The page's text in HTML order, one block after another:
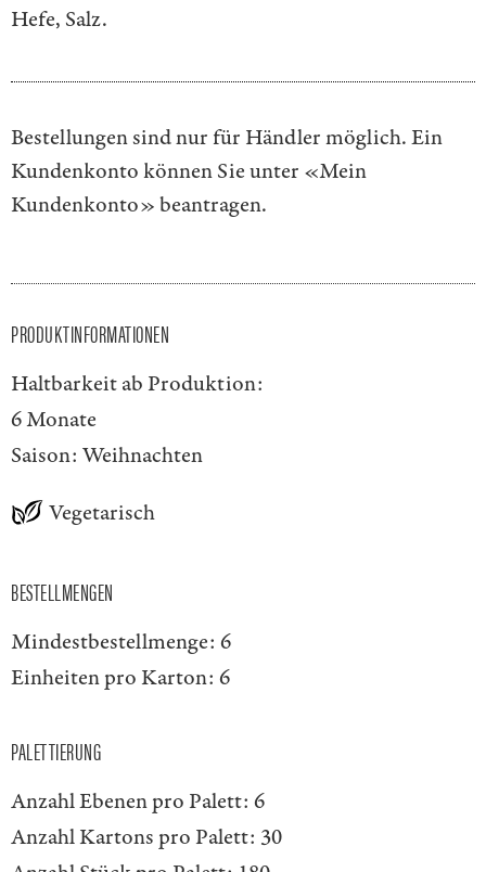
Hefe, Salz.
Bestellungen sind nur für Händler möglich. Ein
Kundenkonto können Sie unter «Mein
Kundenkonto»beantragen.
PRODUKTINFORMATIONEN
Haltbarkeit ab Produktion:
6 Monate
Saison: Weihnachten
Vegetarisch
BESTELLMENGEN
Mindestbestellmenge: 6
Einheiten pro Karton: 6
PALETTIERUNG
Anzahl Ebenen pro Palett: 6
Anzahl Kartons pro Palett: 30